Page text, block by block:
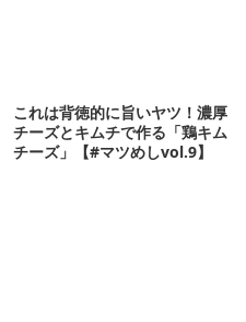
これは背徳的に旨いヤツ！濃厚
チーズとキムチで作る「鶏キム
チーズ」【#マツめしvol.9】